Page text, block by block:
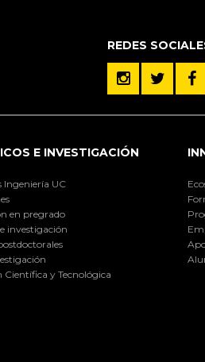
REDES
E INVESTIGACIÓN
Ingeniería UC
en pregrado
investigación
Científica y Tecnológica